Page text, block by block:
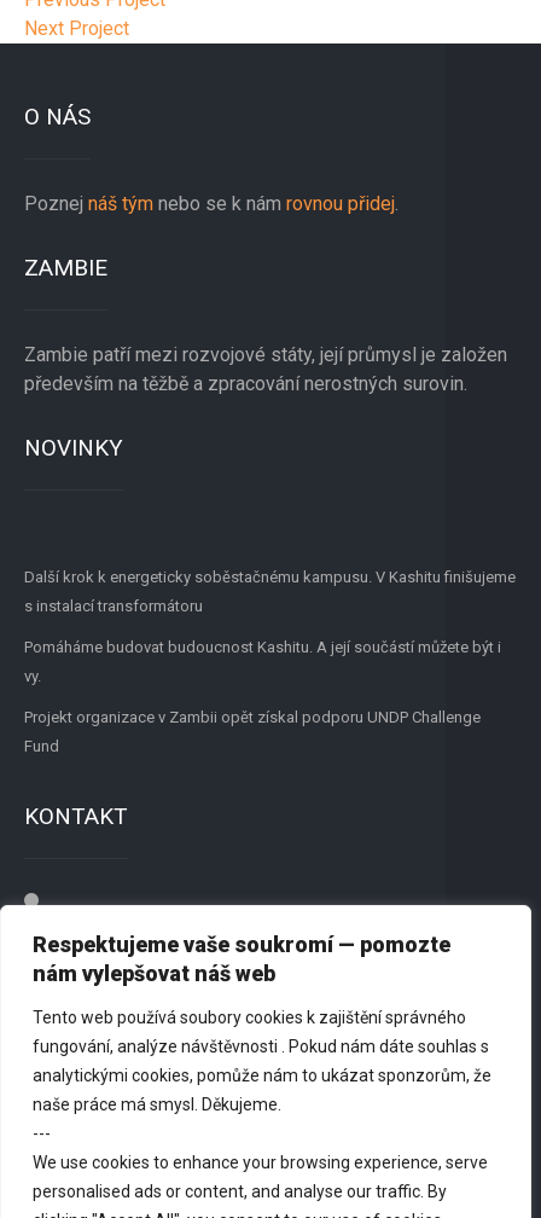
Respektujeme vaše soukromí — pomozte
nám vylepšovat náš web
Tento web používá soubory cookies k zajištění správného
fungování, analýze návštěvnosti . Pokud nám dáte souhlas s
analytickými cookies, pomůže nám to ukázat sponzorům, že
naše práce má smysl. Děkujeme.
---
We use cookies to enhance your browsing experience, serve
personalised ads or content, and analyse our traffic. By
Next Project
O NÁS
Poznej náš tým nebo se k nám rovnou přidej.
ZAMBIE
Zambie patří mezi rozvojové státy, její průmysl je založen
především na těžbě a zpracování nerostných surovin.
NOVINKY
Další krok k energeticky soběstačnému kampusu. V Kashitu finišujeme
s instalací transformátoru
Pomáháme budovat budoucnost Kashitu. A její součástí můžete být i
vy.
Projekt organizace v Zambii opět získal podporu UNDP Challenge
Fund
KONTAKT
Přátelé New Renato, z.s.
Dvořišťská 1244, 198 00 Praha 9
725 818 179
info@newrenato.org